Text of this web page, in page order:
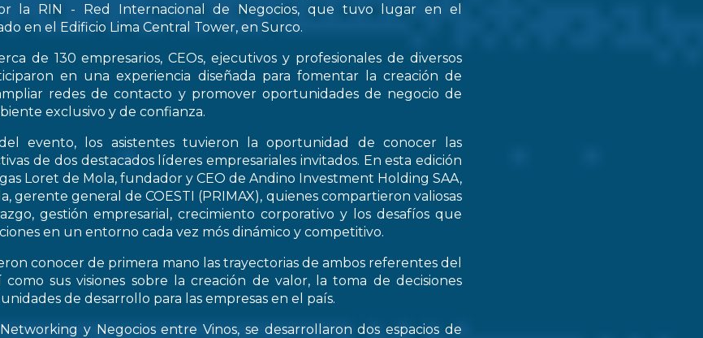
la RIN - Red Internacional de Negocios, que tuvo lugar en el
en el Edificio Lima Central Tower, en Surco.
de 130 empresarios, CEOs, ejecutivos y profesionales de diversos
en una experiencia diseñada para fomentar la creación de
redes de contacto y promover oportunidades de negocio de
exclusivo y de confianza.
evento, los asistentes tuvieron la oportunidad de conocer las
de dos destacados líderes empresariales invitados. En esta edición
Loret de Mola, fundador y CEO de Andino Investment Holding SAA,
gerente general de COESTI (PRIMAX), quienes compartieron valiosas
gestión empresarial, crecimiento corporativo y los desafíos que
en un entorno cada vez mós dinámico y competitivo.
conocer de primera mano las trayectorias de ambos referentes del
como sus visiones sobre la creación de valor, la toma de decisiones
de desarrollo para las empresas en el país.
y Negocios entre Vinos, se desarrollaron dos espacios de